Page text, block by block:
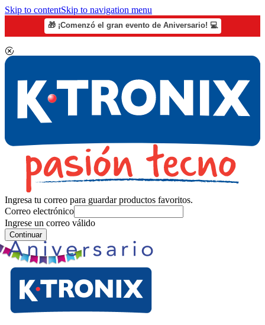
Skip to contentSkip to navigation menu
🎁 ¡Comenzó el gran evento de Aniversario! 💻
Ingresa tu correo para guardar productos favoritos.
Correo electrónico
Ingrese un correo válido
Continuar